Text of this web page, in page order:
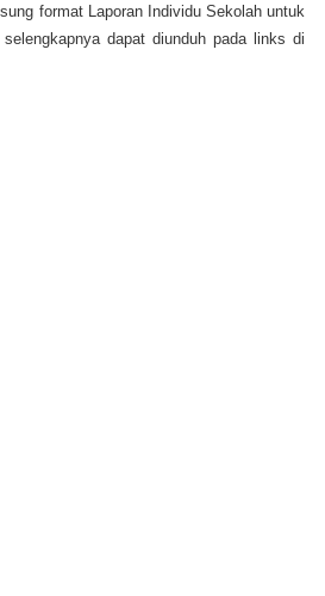
format Laporan Individu Sekolah untuk
dapat diunduh pada links di